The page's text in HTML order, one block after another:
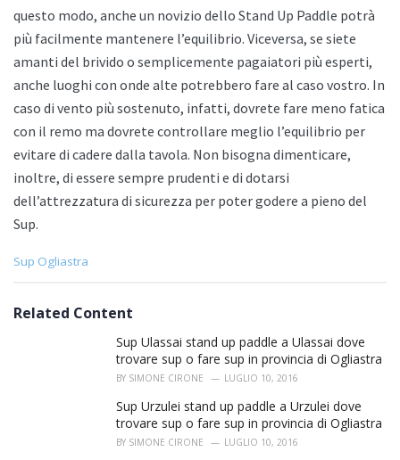
questo modo, anche un novizio dello Stand Up Paddle potrà
più facilmente mantenere l’equilibrio. Viceversa, se siete
amanti del brivido o semplicemente pagaiatori più esperti,
anche luoghi con onde alte potrebbero fare al caso vostro. In
caso di vento più sostenuto, infatti, dovrete fare meno fatica
con il remo ma dovrete controllare meglio l’equilibrio per
evitare di cadere dalla tavola. Non bisogna dimenticare,
inoltre, di essere sempre prudenti e di dotarsi
dell’attrezzatura di sicurezza per poter godere a pieno del
Sup.
C
e
Sup Ogliastra
Related Content
Sup Ulassai stand up paddle a Ulassai dove
trovare sup o fare sup in provincia di Ogliastra
BY SIMONE CIRONE LUGLIO 10, 2016
Sup Urzulei stand up paddle a Urzulei dove
trovare sup o fare sup in provincia di Ogliastra
BY SIMONE CIRONE LUGLIO 10, 2016